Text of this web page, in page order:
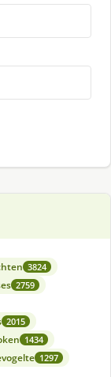
3824
2759
2015
1434
1297